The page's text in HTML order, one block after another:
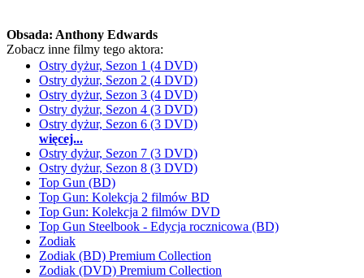
Obsada: Anthony Edwards
Zobacz inne filmy tego aktora:
Ostry dyżur, Sezon 1 (4 DVD)
Ostry dyżur, Sezon 2 (4 DVD)
Ostry dyżur, Sezon 3 (4 DVD)
Ostry dyżur, Sezon 4 (3 DVD)
Ostry dyżur, Sezon 6 (3 DVD)
więcej...
Ostry dyżur, Sezon 7 (3 DVD)
Ostry dyżur, Sezon 8 (3 DVD)
Top Gun (BD)
Top Gun: Kolekcja 2 filmów BD
Top Gun: Kolekcja 2 filmów DVD
Top Gun Steelbook - Edycja rocznicowa (BD)
Zodiak
Zodiak (BD) Premium Collection
Zodiak (DVD) Premium Collection